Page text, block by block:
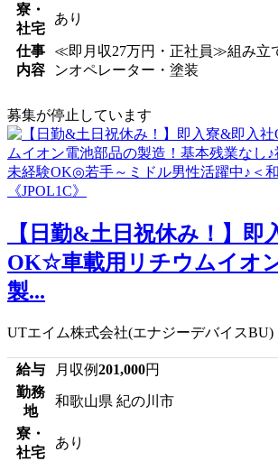
寮・
社宅
あり
仕事
内容
≪即月収27万円・正社員≫組み立
ンオペレーター・塗装
募集が停止しています
【日勤&土日祝休み！】即
OK☆車載用リチウムイオ
製...
UTエイム株式会社(エナジーデバイスBU)
給与 月収例201,000円
勤務
地
和歌山県 紀の川市
寮・
社宅
あり